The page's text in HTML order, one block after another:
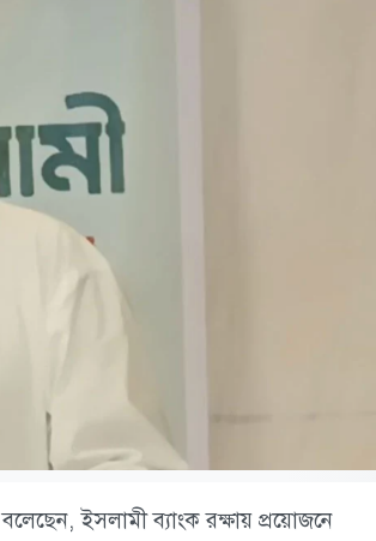
ইসলামী ব্যাংক রক্ষায় প্রয়োজনে